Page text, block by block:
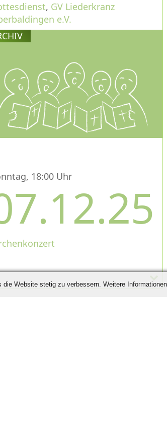
, GV Liederkranz
e.V.
18:00 Uhr
Website stetig zu verbessern. Weitere